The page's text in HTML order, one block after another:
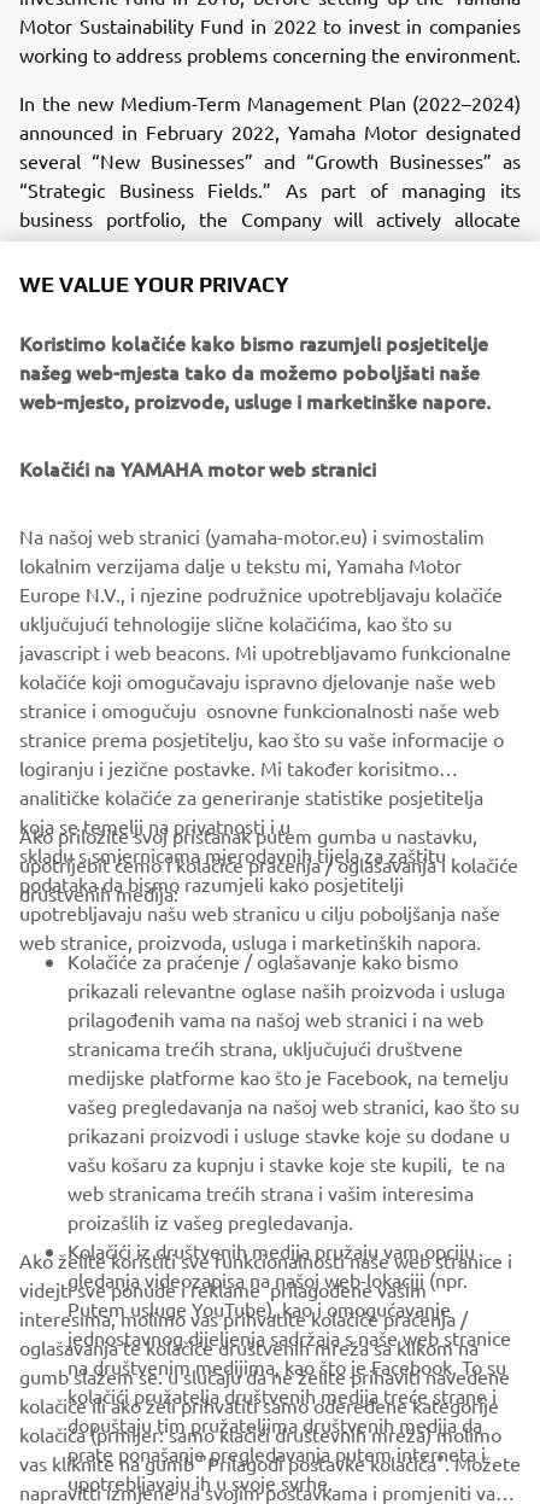
Motor Sustainability Fund in 2022 to invest in companies
working to address problems concerning the environment.
In the new Medium-Term Management Plan (2022–2024)
announced in February 2022, Yamaha Motor designated
several “New Businesses” and “Growth Businesses” as
“Strategic Business Fields.” As part of managing its
business portfolio, the Company will actively allocate
management resources to these businesses in order to
develop them into future core businesses. For these new
unique to Yamaha Motor through co-creation partnerships
and with the technologies and expertise it has garnered to
date.
Total fund amount:US$100 million
Fund period:10 years
Investment target:Startups with innovative technologies
and ample business growth potential in the fields of
transportation, robotics, data/AI, fintech/insurtech, and
digital health and wellness
CORPORATE
FOR BUSINESS
MORE YAMAHA
SUPPORT
BILTEN
Budite prvi koji će saznati o najnovijim ponudama, posebnim
događajima, novim izdanjima i još mnogo toga
PRETPLATITE SE
Pročitajte našu Politiku privatnosti kako biste saznali kako
obrađujemo vaše osobne podatke:Pravila o Zaštiti Privatnosti
WE VALUE YOUR PRIVACY
Koristimo kolačiće kako bismo razumjeli posjetitelje
našeg web-mjesta tako da možemo poboljšati naše
web-mjesto, proizvode, usluge i marketinške napore.
Kolačići na YAMAHA motor web stranici
Na našoj web stranici (yamaha-motor.eu) i svimostalim
lokalnim verzijama dalje u tekstu mi, Yamaha Motor
Europe N.V., i njezine podružnice upotrebljavaju kolačiće
uključujući tehnologije slične kolačićima, kao što su
javascript i web beacons. Mi upotrebljavamo funkcionalne
kolačiće koji omogučavaju ispravno djelovanje naše web
stranice i omogučuju osnovne funkcionalnosti naše web
stranice prema posjetitelju, kao što su vaše informacije o
logiranju i jezične postavke. Mi također korisitmo
analitičke kolačiće za generiranje statistike posjetitelja
koja se temelji na privatnosti i u
skladu s smjernicama mjerodavnih tijela za zaštitu
podataka da bismo razumjeli kako posjetitelji
upotrebljavaju našu web stranicu u cilju poboljšanja naše
web stranice, proizvoda, usluga i marketinških napora.
Ako priložite svoj pristanak putem gumba u nastavku,
upotrijebit ćemo i kolačiće praćenja / oglašavanja i kolačiće
društvenih medija:
Kolačiće za praćenje / oglašavanje kako bismo
prikazali relevantne oglase naših proizvoda i usluga
prilagođenih vama na našoj web stranici i na web
stranicama trećih strana, uključujući društvene
medijske platforme kao što je Facebook, na temelju
vašeg pregledavanja na našoj web stranici, kao što su
prikazani proizvodi i usluge stavke koje su dodane u
vašu košaru za kupnju i stavke koje ste kupili, te na
web stranicama trećih strana i vašim interesima
proizašlih iz vašeg pregledavanja.
Kolačići iz društvenih medija pružaju vam opciju
gledanja videozapisa na našoj web-lokaciji (npr.
Putem usluge YouTube), kao i omogućavanje
jednostavnog dijeljenja sadržaja s naše web stranice
na društvenim medijima, kao što je Facebook. To su
kolačići pružatelja društvenih medija treće strane i
dopuštaju tim pružateljima društvenih medija da
prate ponašanje pregledavanja putem interneta i
upotrebljavaju ih u svoje svrhe.
Ako želite koristiti sve funkcionalnosti naše web stranice i
videjti sve ponude i reklame prilagođene vašim
interesima, molimo vas prihvatite kolačiće praćenja /
oglašavanja te kolačiće društvenih mreža sa klikom na
gumb slažem se. u slučaju da ne želite prihaviti navedene
kolačiće ili ako želi prihvatiti samo odeređene kategorije
kolačića (prmijer: samo klačići društevnih mreža) molimo
vas kliknite na gumb "Prilagodi postavke kolačića". Možete
napravitti izmjene na svojim postavkama i promjeniti vaš